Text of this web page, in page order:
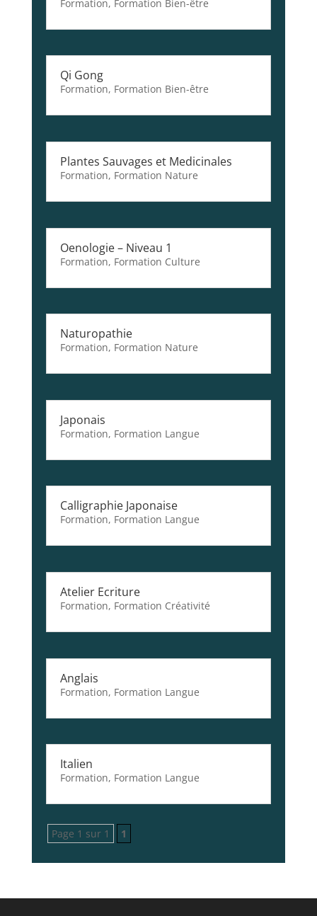
Formation, Formation Bien-être
Qi Gong
Formation, Formation Bien-être
Plantes Sauvages et Medicinales
Formation, Formation Nature
Oenologie – Niveau 1
Formation, Formation Culture
Naturopathie
Formation, Formation Nature
Japonais
Formation, Formation Langue
Calligraphie Japonaise
Formation, Formation Langue
Atelier Ecriture
Formation, Formation Créativité
Anglais
Formation, Formation Langue
Italien
Formation, Formation Langue
Page 1 sur 1 1